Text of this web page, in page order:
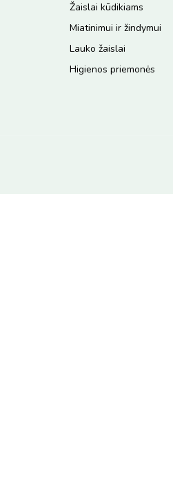
Žaislai kūdikiams
Miatinimui ir žindymui
Lauko žaislai
Higienos priemonės